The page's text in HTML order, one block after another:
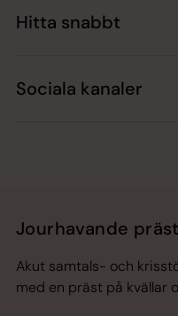
Hitta snabbt
Sociala kanaler
Jourhavande präst
Akut samtals- och
med en präst på kvällar